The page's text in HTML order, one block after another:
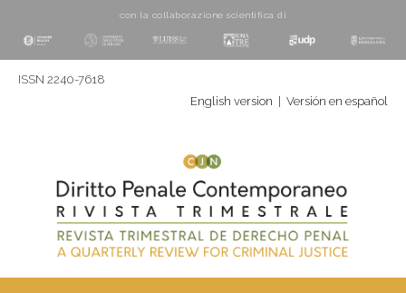
con la collaborazione scientifica di
ISSN 2240-7618
English version
Versión en español